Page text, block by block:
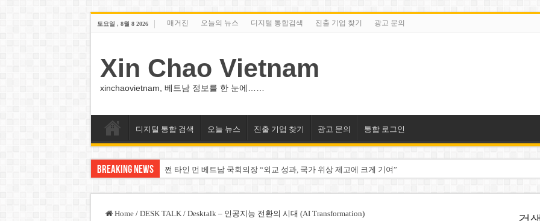
토요일 , 8월 8 2026 매거진 오늘의 뉴스 디지털 통합검색 진출 기업 찾기 광고 문의
Xin Chao Vietnam
xinchaovietnam, 베트남 정보를 한 눈에……
디지털 통합 검색 오늘 뉴스 진출 기업 찾기 광고 문의 통합 로그인
Breaking News 쩐 타인 먼 베트남 국회의장 “외교 성과, 국가 위상 제고에 크게 기여”
베트남 은행 분기 순이익 1조 동 시대…비엣콤뱅크 등 5곳 돌파
Home / DESK TALK / Desktalk – 인공지능 전환의 시대 (AI Transformation)